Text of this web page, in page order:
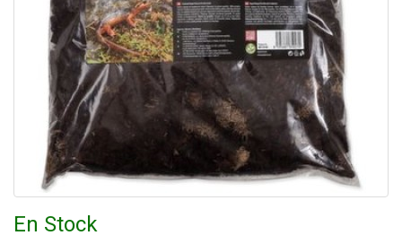
En Stock